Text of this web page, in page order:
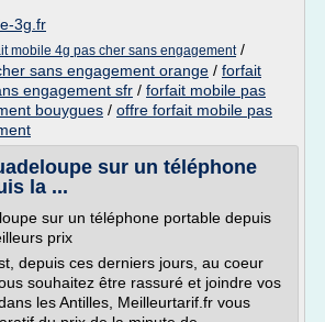
3g.fr
mobile 4g pas cher sans engagement/
sans engagement orange / forfait
engagement sfr / forfait mobile pas
bouygues / offre forfait mobile pas
sur un téléphone
la ...
sur un téléphone portable depuis
prix
depuis ces derniers jours, au coeur
souhaitez être rassuré et joindre vos
les Antilles, Meilleurtarif.fr vous